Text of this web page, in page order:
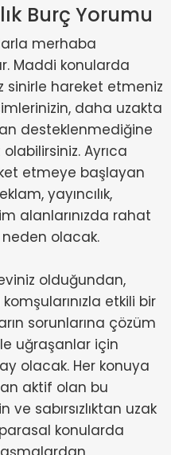
Burç Yorumu
merhaba
Maddi konularda
sinirle hareket etmeniz
daha uzakta
desteklenmediğine
Ayrıca
etmeye başlayan
yayıncılık,
alanlarınızda rahat
olacak.
olduğundan,
etkili bir
sorunlarına çözüm
uğraşanlar için
olacak. Her konuya
aktif olan bu
sabırsızlıktan uzak
konularda